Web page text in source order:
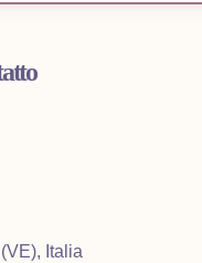
Italia